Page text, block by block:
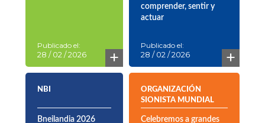
Publicado el:
28 / 02 / 2026 +
comprender, sentir y
actuar
Publicado el:
28 / 02 / 2026 +
NBI
Bneilandia 2026
ORGANIZACIÓN
SIONISTA MUNDIAL
Celebremos a grandes